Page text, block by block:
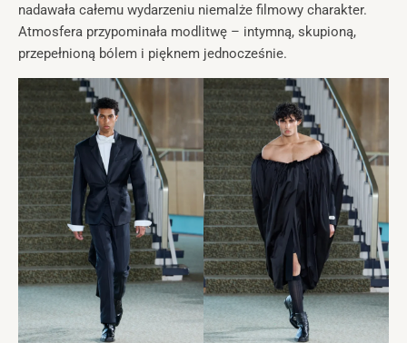
nadawała całemu wydarzeniu niemalże filmowy charakter.
Atmosfera przypominała modlitwę – intymną, skupioną,
przepełnioną bólem i pięknem jednocześnie.